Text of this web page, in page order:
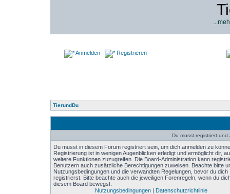
Anmelden Registrieren
TierundDu
Du musst registriert
Du musst in diesem Forum registriert sein, um dich anmelden zu
Registrierung ist in wenigen Augenblicken erledigt und ermöglicht dir,
weitere Funktionen zuzugreifen. Die Board-Administration kann
Benutzern auch zusätzliche Berechtigungen zuweisen. Beachte bitte
Nutzungsbedingungen und die verwandten Regelungen, bevor du dich
registrierst. Bitte beachte auch die jeweiligen Forenregeln, wenn du
diesem Board bewegst.
Nutzungsbedingungen| Datenschutzrichtlinie